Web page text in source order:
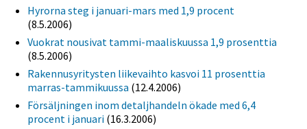
Hyrorna steg i januari-mars med 1,9 procent
(8.5.2006)
Vuokrat nousivat tammi-maaliskuussa 1,9 prosenttia
(8.5.2006)
Rakennusyritysten liikevaihto kasvoi 11 prosenttia
marras-tammikuussa (12.4.2006)
Försäljningen inom detaljhandeln ökade med 6,4
procent i januari (16.3.2006)